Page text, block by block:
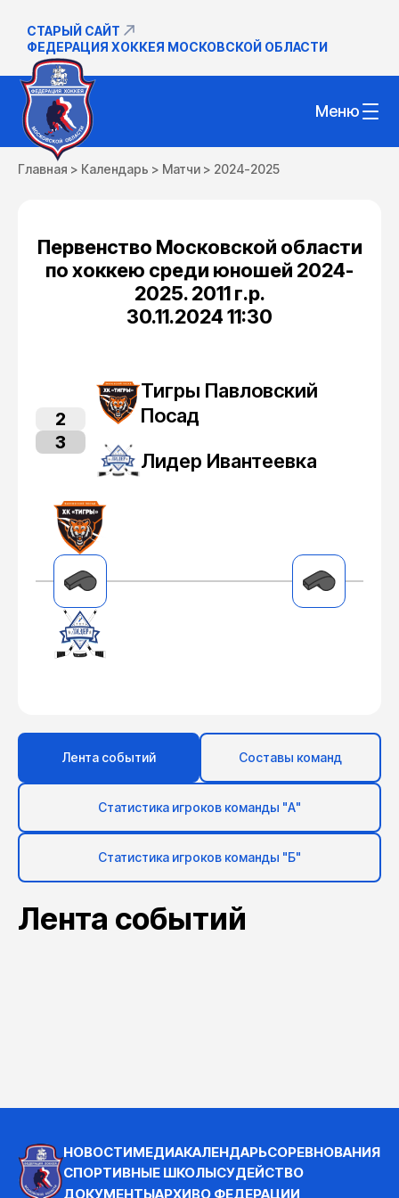
СТАРЫЙ САЙТ
ФЕДЕРАЦИЯ ХОККЕЯ МОСКОВСКОЙ ОБЛАСТИ
Меню
Главная > Календарь > Матчи > 2024-2025
Первенство Московской области
по хоккею среди юношей 2024-
2025. 2011 г.р.
30.11.2024 11:30
Тигры Павловский
Посад
2
3
Лидер Ивантеевка
Лента событий Составы команд
Статистика игроков команды "А"
Статистика игроков команды "Б"
Лента событий
НОВОСТИМЕДИАКАЛЕНДАРЬСОРЕВНОВАНИЯ
СПОРТИВНЫЕ ШКОЛЫСУДЕЙСТВО
ДОКУМЕНТЫАРХИВО ФЕДЕРАЦИИ